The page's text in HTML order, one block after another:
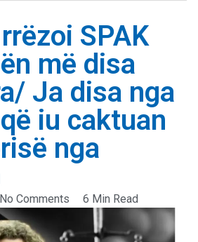
SPAK
më disa
Ja disa nga
iu caktuan
nga
No Comments 6 Min Read